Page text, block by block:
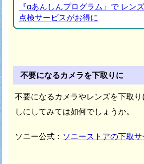
『αあんしんプログラム』で レン
点検サービスがお得に
不要になるカメラを下取りに
不要になるカメラやレンズを下取
しにしてみては如何でしょうか。
ソニー公式： ソニーストアの下取